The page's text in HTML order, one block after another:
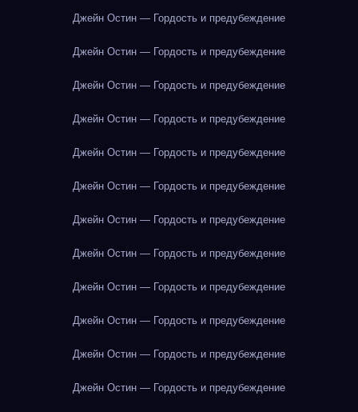
Джейн Остин — Гордость и предубеждение
Джейн Остин — Гордость и предубеждение
Джейн Остин — Гордость и предубеждение
Джейн Остин — Гордость и предубеждение
Джейн Остин — Гордость и предубеждение
Джейн Остин — Гордость и предубеждение
Джейн Остин — Гордость и предубеждение
Джейн Остин — Гордость и предубеждение
Джейн Остин — Гордость и предубеждение
Джейн Остин — Гордость и предубеждение
Джейн Остин — Гордость и предубеждение
Джейн Остин — Гордость и предубеждение